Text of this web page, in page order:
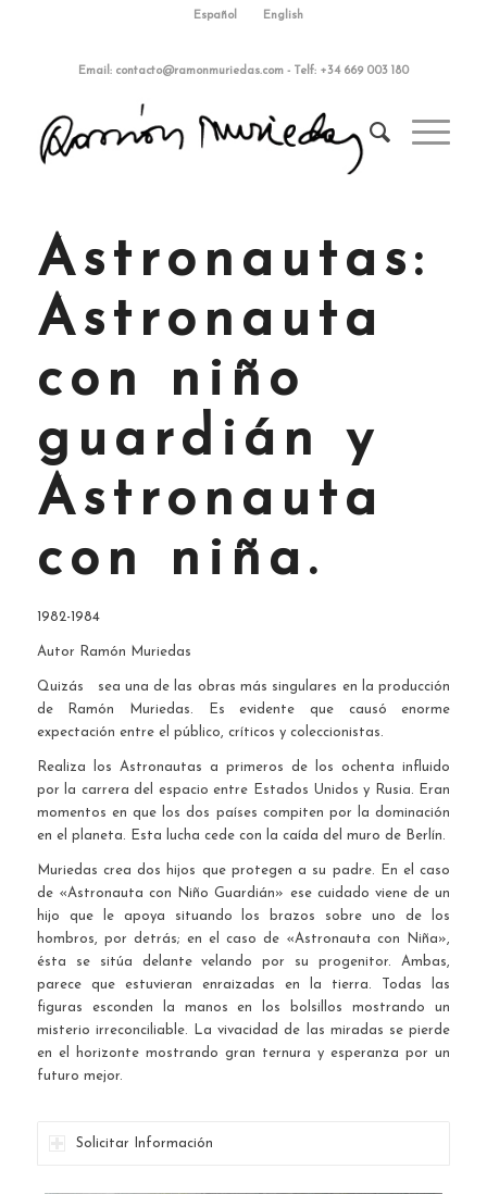
Español English
Email: contacto@ramonmuriedas.com- Telf: +34 669 003 180
Astronautas:
Astronauta
con niño
guardián y
Astronauta
con niña.
1982-1984
Autor Ramón Muriedas
Quizás sea una de las obras más singulares en la producción
de Ramón Muriedas. Es evidente que causó enorme
expectación entre el público, críticos y coleccionistas.
Realiza los Astronautas a primeros de los ochenta influido
por la carrera del espacio entre Estados Unidos y Rusia. Eran
momentos en que los dos países compiten por la dominación
en el planeta. Esta lucha cede con la caí­da del muro de Berlí­n.
Muriedas crea dos hijos que protegen a su padre. En el caso
de «Astronauta con Niño Guardián» ese cuidado viene de un
hijo que le apoya situando los brazos sobre uno de los
hombros, por detrás; en el caso de «Astronauta con Niña»,
ésta se sitúa delante velando por su progenitor. Ambas,
parece que estuvieran enraizadas en la tierra. Todas las
figuras esconden la manos en los bolsillos mostrando un
misterio irreconciliable. La vivacidad de las miradas se pierde
en el horizonte mostrando gran ternura y esperanza por un
futuro mejor.
Solicitar Información